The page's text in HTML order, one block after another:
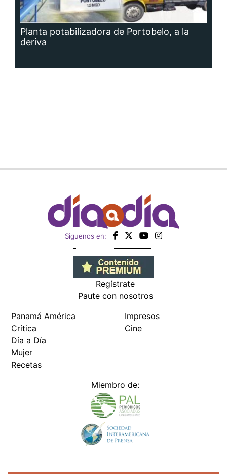
Planta potabilizadora de Portobelo, a la
deriva
Siguenos en:
Regístrate
Paute con nosotros
Panamá América
Crítica
Día a Día
Mujer
Recetas
Impresos
Cine
Miembro de: